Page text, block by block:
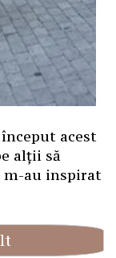
acest
alții să
m-au inspirat